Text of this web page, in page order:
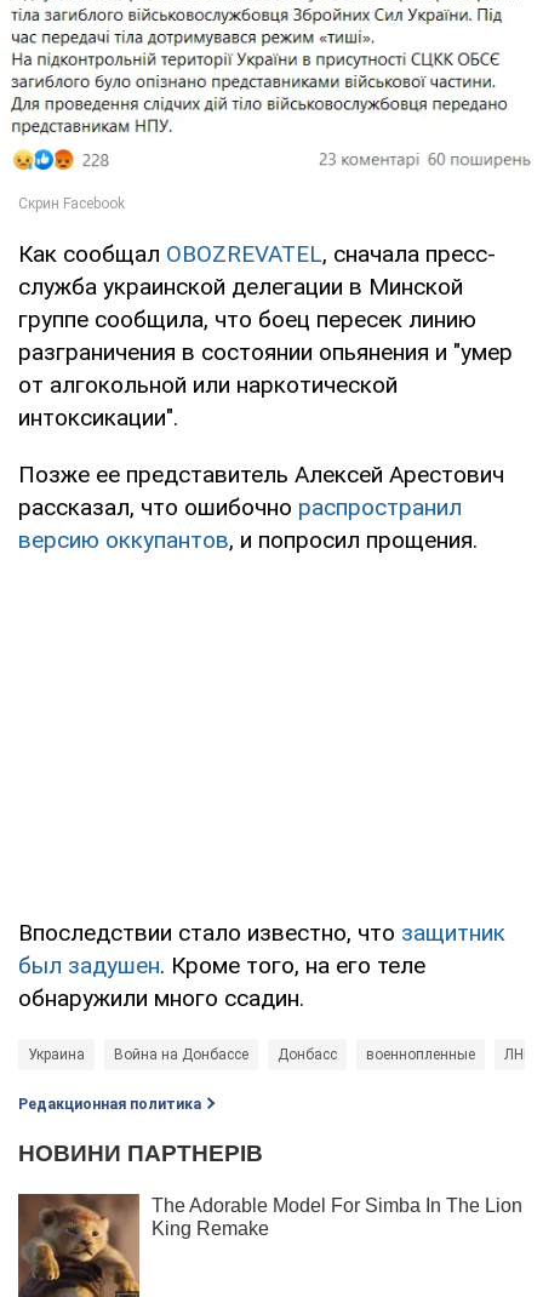
Как сообщал OBOZREVATEL, сначала пресс-
служба украинской делегации в Минской
группе сообщила, что боец пересек линию
разграничения в состоянии опьянения и "умер
от алгокольной или наркотической
интоксикации".
Позже ее представитель Алексей Арестович
рассказал, что ошибочно распространил
версию оккупантов, и попросил прощения.
Впоследствии стало известно, что защитник
был задушен. Кроме того, на его теле
обнаружили много ссадин.
Украина Война на Донбассе Донбасс военнопленные ЛНР
Редакционная политика